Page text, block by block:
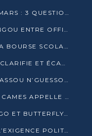
ÉLECTION PRÉSIDENTIELLE DE MARS : 3 QUESTIONS À UN EXPERT CONGOLAIS DE LA CYBERSÉCURITÉ
JOSEPH KIGNOUMBI KIA MBOUNGOU ENTRE OFFICIELLEMENT EN COURSE POUR LA PRÉSIDENTIELLE
ÉDUCATION : LA FCRM LANCE LA BOURSE SCOLAIRE FRANCINE-NTOUMI POUR PROMOUVOIR LES FILIÈRES SCIENTIFIQUES
PRÉSIDENTIELLE 2026 : LE CNR CLARIFIE ET ÉCARTE LA CANDIDATURE DU PASTEUR NTUMI
PRÉSIDENTIELLE 2026 : DENIS SASSOU N’GUESSO ANNONCE OFFICIELLEMENT SA CANDIDATURE
ENSEIGNEMENT SUPÉRIEUR : LE CAMES APPELLE À UNE UNIVERSITÉ AFRICAINE AXÉE SUR L’EMPLOYABILITÉ
BRAZZAVILLE : WIKIPÉDIA CONGO ET BUTTERFLY SCELLENT UN PARTENARIAT POUR STRUCTURER LE BÉNÉVOLAT NUMÉRIQUE
GOUVERNER PAR LA PREUVE : L’EXIGENCE POLITIQUE DU XXIᵉ SIÈCLE